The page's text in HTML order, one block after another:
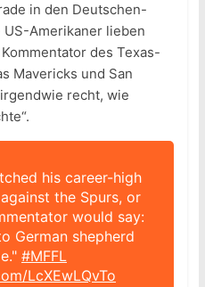
in den Deutschen-
US-Amerikaner lieben
des Texas-
Mavericks und San
recht, wie
his career-high
the Spurs, or
would say:
German shepherd
#MFFL
LcXEwLQvTo